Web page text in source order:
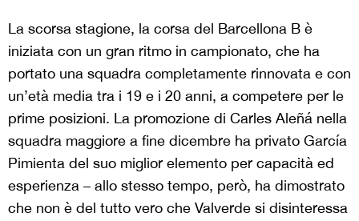
La scorsa stagione, la corsa del Barcellona B è
iniziata con un gran ritmo in campionato, che ha
portato una squadra completamente rinnovata e con
un’età media tra i 19 e i 20 anni, a competere per le
prime posizioni. La promozione di Carles Aleñá nella
squadra maggiore a fine dicembre ha privato García
Pimienta del suo miglior elemento per capacità ed
esperienza – allo stesso tempo, però, ha dimostrato
che non è del tutto vero che Valverde si disinteressa